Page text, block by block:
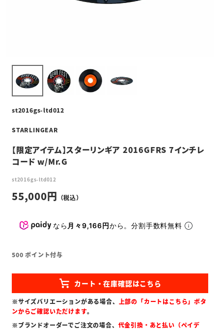
st2016gs-ltd012
STARLINGEAR
【限定アイテム】スターリンギア 2016GFRS 7インチレ
コード w/Mr.G
st2016gs-ltd012
55,000
なら 月々9,166円から。分割手数料無料
500 ポイント付与
※サイズバリエーションがある場合、 上部の「カートはこちら」ボタ
ンからご確認いただけます。
※ブランドオーダーでご注文の場合、 代金引換・あと払い（ペイデ